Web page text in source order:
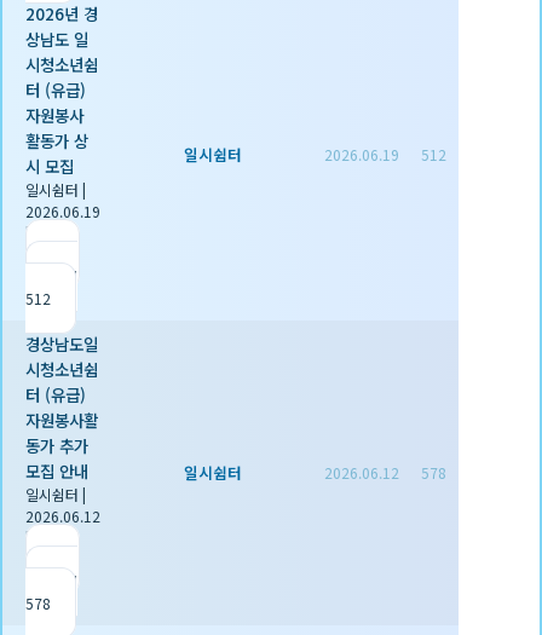
2026년 경
상남도 일
시청소년쉼
터 (유급)
자원봉사
활동가 상
시 모집
일시쉼터 |
2026.06.19
|
조회
512
일시쉼터 2026.06.19 512
경상남도일
시청소년쉼
터 (유급)
자원봉사활
동가 추가
모집 안내
일시쉼터 |
2026.06.12
|
조회
578
일시쉼터 2026.06.12 578